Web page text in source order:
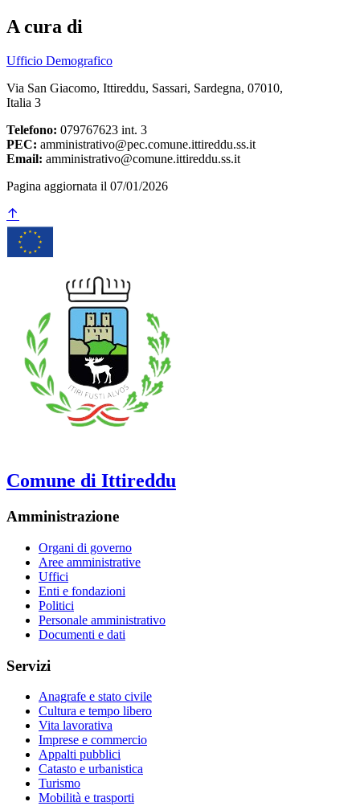
A cura di
Ufficio Demografico
Via San Giacomo, Ittireddu, Sassari, Sardegna, 07010,
Italia 3
Telefono: 079767623 int. 3
PEC: amministrativo@pec.comune.ittireddu.ss.it
Email: amministrativo@comune.ittireddu.ss.it
Pagina aggiornata il 07/01/2026
Comune di Ittireddu
Amministrazione
Organi di governo
Aree amministrative
Uffici
Enti e fondazioni
Politici
Personale amministrativo
Documenti e dati
Servizi
Anagrafe e stato civile
Cultura e tempo libero
Vita lavorativa
Imprese e commercio
Appalti pubblici
Catasto e urbanistica
Turismo
Mobilità e trasporti